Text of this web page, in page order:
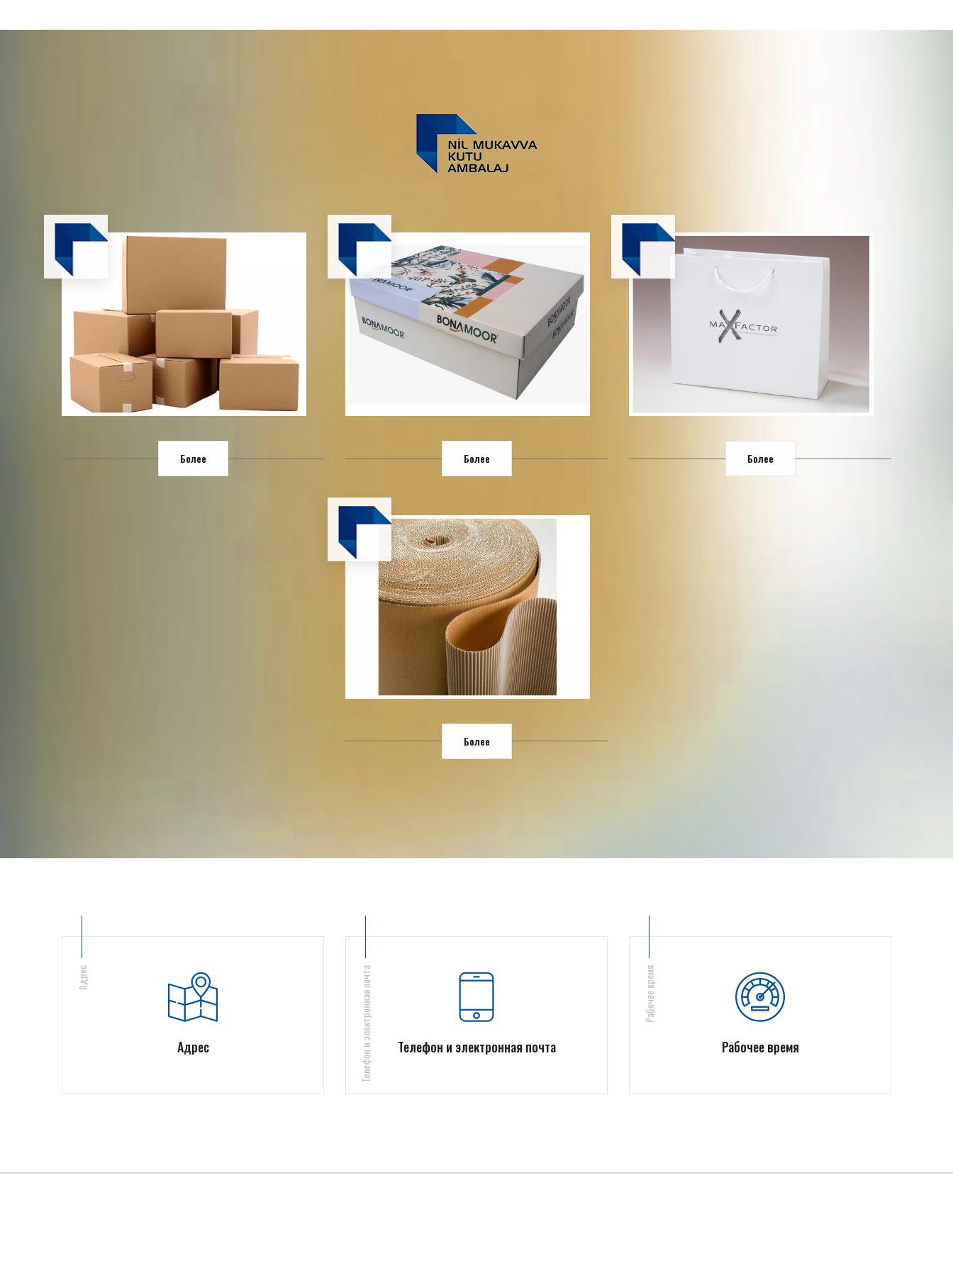
Более Более Более
Более
Адрес
Адрес Телефон и электронная почта Телефон и электронная почта
Рабочее время
Рабочее время